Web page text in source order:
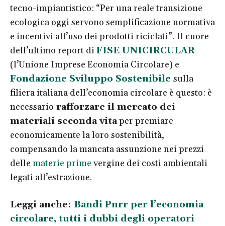
tecno-impiantistico: “Per una reale transizione
ecologica oggi servono semplificazione normativa
e incentivi all’uso dei prodotti riciclati”. Il cuore
dell’ultimo report diFISE UNICIRCULAR
(l’Unione Imprese Economia Circolare) e
Fondazione Sviluppo Sostenibile sulla
filiera italiana dell’economia circolare è questo: è
necessario rafforzare il mercato dei
materiali seconda vitaper premiare
economicamente la loro sostenibilità,
compensando la mancata assunzione nei prezzi
delle materie prime vergine dei costi ambientali
legati all’estrazione.
Leggi anche: Bandi Pnrr per l’economia
circolare, tutti i dubbi degli operatori